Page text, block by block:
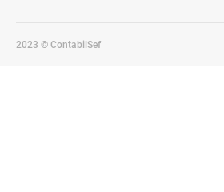
2023 © ContabilSef